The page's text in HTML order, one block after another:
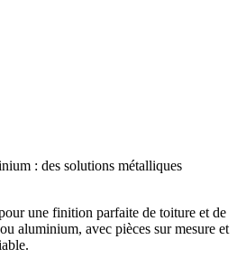
: des solutions métalliques
une finition parfaite de toiture et de
aluminium, avec pièces sur mesure et